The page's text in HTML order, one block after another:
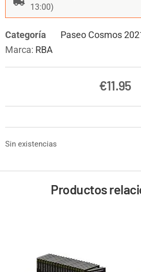
13:00)
Categoría
Paseo Cosmos
Marca: RBA
€11.95
Sin existencias
Productos